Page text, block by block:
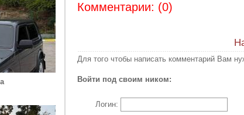
Комментарии: (0)
Для того чтобы написать комментарий Вам
Войти под своим ником:
Логин: